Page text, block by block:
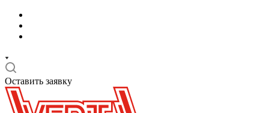
Оставить заявку